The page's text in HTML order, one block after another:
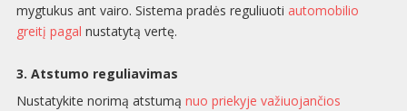
mygtukus ant vairo. Sistema pradės reguliuoti automobilio
greitį pagal nustatytą vertę.
3. Atstumo reguliavimas
Nustatykite norimą atstumą nuo priekyje važiuojančios